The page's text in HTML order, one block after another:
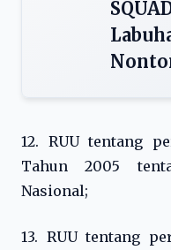
12. RUU tentang
Tahun 2005
Nasional;
13. RUU tentang